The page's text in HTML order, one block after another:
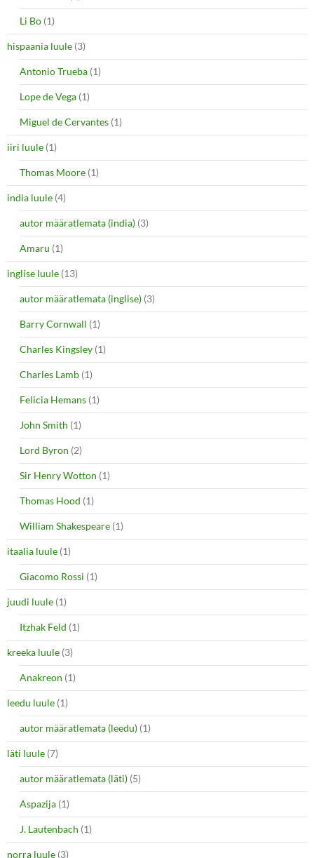
Li Bo (1)
hispaania luule (3)
Antonio Trueba (1)
Lope de Vega (1)
Miguel de Cervantes (1)
iiri luule (1)
Thomas Moore (1)
india luule (4)
autor määratlemata (india) (3)
Amaru (1)
inglise luule (13)
autor määratlemata (inglise) (3)
Barry Cornwall (1)
Charles Kingsley (1)
Charles Lamb (1)
Felicia Hemans (1)
John Smith (1)
Lord Byron (2)
Sir Henry Wotton (1)
Thomas Hood (1)
William Shakespeare (1)
itaalia luule (1)
Giacomo Rossi (1)
juudi luule (1)
Itzhak Feld (1)
kreeka luule (3)
Anakreon (1)
leedu luule (1)
autor määratlemata (leedu) (1)
läti luule (7)
autor määratlemata (läti) (5)
Aspazija (1)
J. Lautenbach (1)
norra luule (3)